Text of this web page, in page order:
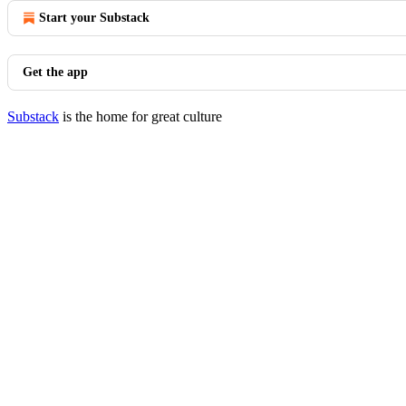
Start your Substack
Get the app
Substack is the home for great culture